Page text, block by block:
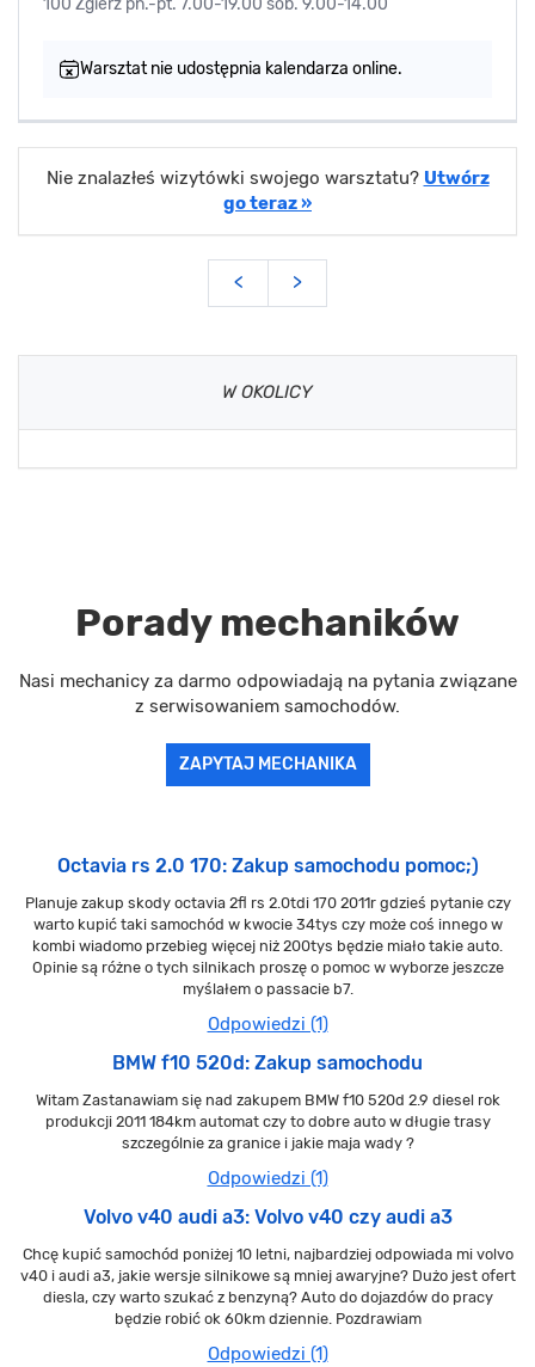
100 Zgierz pn.-pt. 7.00-19.00 sob. 9.00-14.00
Warsztat nie udostępnia kalendarza online.
Nie znalazłeś wizytówki swojego warsztatu? Utwórz
go teraz »
< >
W OKOLICY
Porady mechaników
Nasi mechanicy za darmo odpowiadają na pytania związane
z serwisowaniem samochodów.
ZAPYTAJ MECHANIKA
Octavia rs 2.0 170: Zakup samochodu pomoc;)
Planuje zakup skody octavia 2fl rs 2.0tdi 170 2011r gdzieś pytanie czy
warto kupić taki samochód w kwocie 34tys czy może coś innego w
kombi wiadomo przebieg więcej niż 200tys będzie miało takie auto.
Opinie są różne o tych silnikach proszę o pomoc w wyborze jeszcze
myślałem o passacie b7.
Odpowiedzi (1)
BMW f10 520d: Zakup samochodu
Witam Zastanawiam się nad zakupem BMW f10 520d 2.9 diesel rok
produkcji 2011 184km automat czy to dobre auto w długie trasy
szczególnie za granice i jakie maja wady ?
Odpowiedzi (1)
Volvo v40 audi a3: Volvo v40 czy audi a3
Chcę kupić samochód poniżej 10 letni, najbardziej odpowiada mi volvo
v40 i audi a3, jakie wersje silnikowe są mniej awaryjne? Dużo jest ofert
diesla, czy warto szukać z benzyną? Auto do dojazdów do pracy
będzie robić ok 60km dziennie. Pozdrawiam
Odpowiedzi (1)